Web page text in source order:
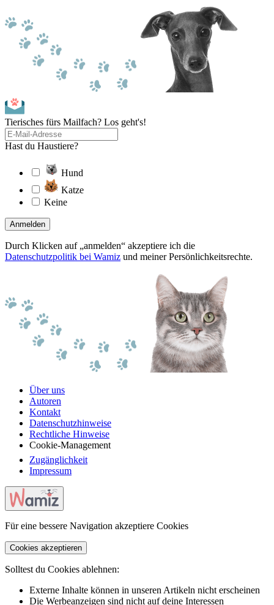
Tierisches fürs Mailfach? Los geht's!
Hast du Haustiere?
Hund
Katze
Keine
Anmelden
Durch Klicken auf „anmelden“ akzeptiere ich die
Datenschutzpolitik bei Wamiz und meiner Persönlichkeitsrechte.
Über uns
Autoren
Kontakt
Datenschutzhinweise
Rechtliche Hinweise
Cookie-Management
Zugänglichkeit
Impressum
Für eine bessere Navigation akzeptiere Cookies
Cookies akzeptieren
Solltest du Cookies ablehnen:
Externe Inhalte können in unseren Artikeln nicht erscheinen
Die Werbeanzeigen sind nicht auf deine Interessen